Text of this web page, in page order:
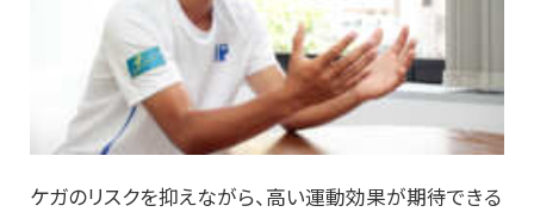
ケガのリスクを抑えながら、高い運動効果が期待できる